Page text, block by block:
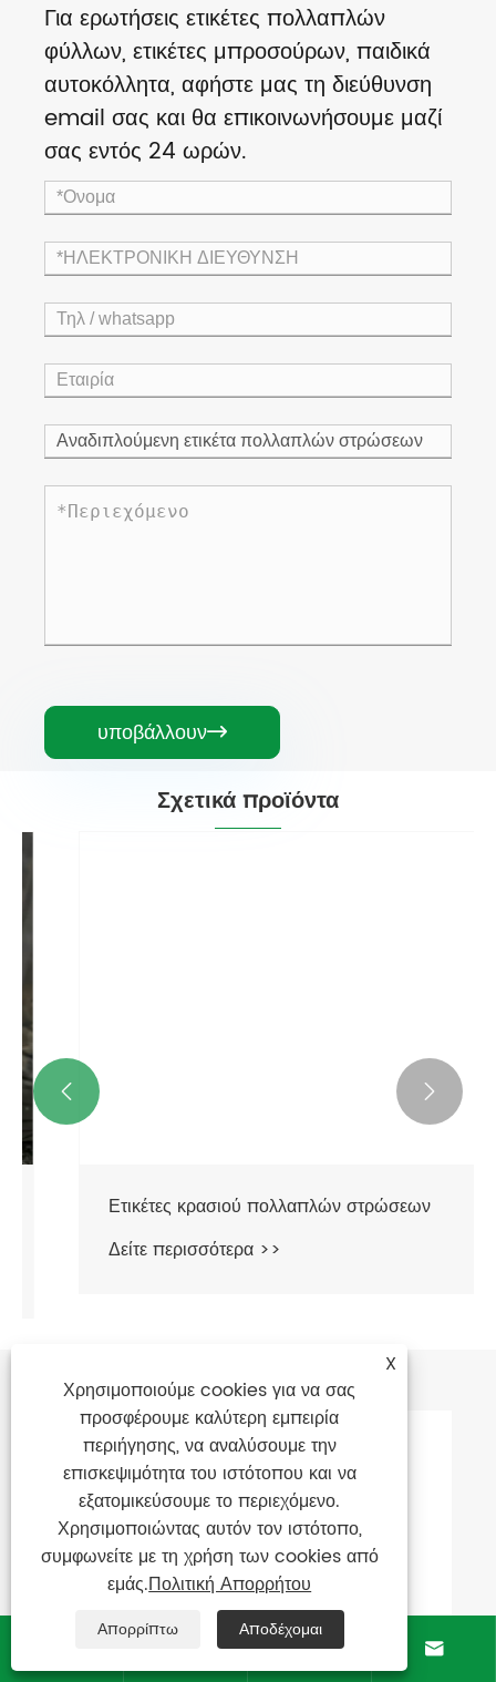
Για ερωτήσεις ετικέτες πολλαπλών
φύλλων, ετικέτες μπροσούρων, παιδικά
αυτοκόλλητα, αφήστε μας τη διεύθυνση
email σας και θα επικοινωνήσουμε μαζί
σας εντός 24 ωρών.
υποβάλλουν
Σχετικά προϊόντα
Ετικέτες κρασιού πολλαπλών στρώσεων
Δείτε περισσότερα >>
 
Συστάσεις ειδήσεων

 
X
Χρησιμοποιούμε cookies για να σας
προσφέρουμε καλύτερη εμπειρία
περιήγησης, να αναλύσουμε την
επισκεψιμότητα του ιστότοπου και να
εξατομικεύσουμε το περιεχόμενο.
Χρησιμοποιώντας αυτόν τον ιστότοπο,
συμφωνείτε με τη χρήση των cookies από
εμάς.Πολιτική Απορρήτου
Απορρίπτω Αποδέχομαι